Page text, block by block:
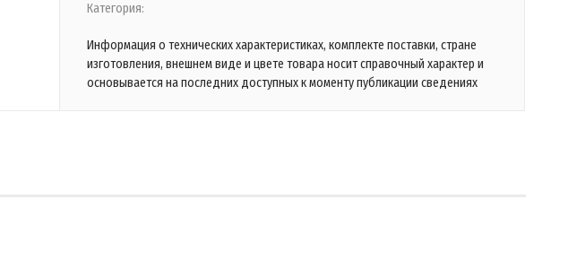
Категория:
Информация о технических характеристиках, комплекте поставки, стране
изготовления, внешнем виде и цвете товара носит справочный характер и
основывается на последних доступных к моменту публикации сведениях